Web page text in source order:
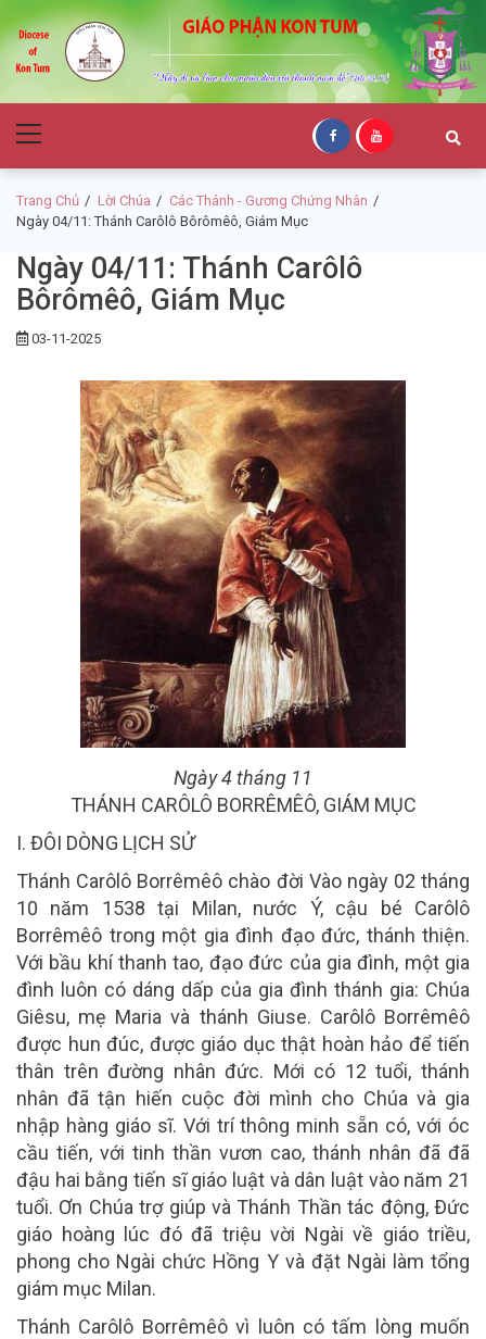
to
navigation
to
content
Giáo Phận Kon
Tum
Menu
Trang Chủ Lời Chúa
Các Thánh - Gương Chứng Nhân
Ngày 04/11: Thánh Carôlô Bôrômêô, Giám Mục
Ngày 04/11: Thánh Carôlô
Bôrômêô, Giám Mục
03-11-2025
Ngày 4 tháng 11
THÁNH CARÔLÔ BORRÊMÊÔ, GIÁM MỤC
I. ĐÔI DÒNG LỊCH SỬ
Thánh Carôlô Borrêmêô chào đời Vào ngày 02 tháng
10 năm 1538 tại Milan, nước Ý, cậu bé Carôlô
Borrêmêô trong một gia đình đạo đức, thánh thiện.
Với bầu khí thanh tao, đạo đức của gia đình, một gia
đình luôn có dáng dấp của gia đình thánh gia: Chúa
Giêsu, mẹ Maria và thánh Giuse. Carôlô Borrêmêô
được hun đúc, được giáo dục thật hoàn hảo để tiến
thân trên đường nhân đức. Mới có 12 tuổi, thánh
nhân đã tận hiến cuộc đời mình cho Chúa và gia
nhập hàng giáo sĩ. Với trí thông minh sẵn có, với óc
cầu tiến, với tinh thần vươn cao, thánh nhân đã đã
đậu hai bằng tiến sĩ giáo luật và dân luật vào năm 21
tuổi. Ơn Chúa trợ giúp và Thánh Thần tác động, Ðức
giáo hoàng lúc đó đã triệu vời Ngài về giáo triều,
phong cho Ngài chức Hồng Y và đặt Ngài làm tổng
giám mục Milan.
Thánh Carôlô Borrêmêô vì luôn có tấm lòng muốn